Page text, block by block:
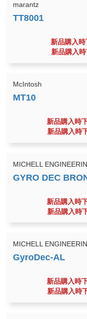
marantz
新品購入時
新品購入時
McIntosh
新品購入時
新品購入時
MICHELL
新品購入時
新品購入時
MICHELL
新品購入時
新品購入時